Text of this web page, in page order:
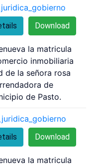
Download
la matricula
inmobiliaria
de la señora rosa
de
de Pasto.
Download
la matricula